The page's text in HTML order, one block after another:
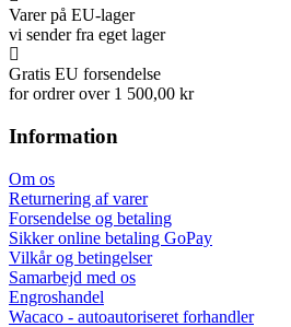
Varer på EU-lager
vi sender fra eget lager
Gratis EU forsendelse
for ordrer over 1 500,00 kr
Information
Om os
Returnering af varer
Forsendelse og betaling
Sikker online betaling GoPay
Vilkår og betingelser
Samarbejd med os
Engroshandel
Wacaco - autoautoriseret forhandler